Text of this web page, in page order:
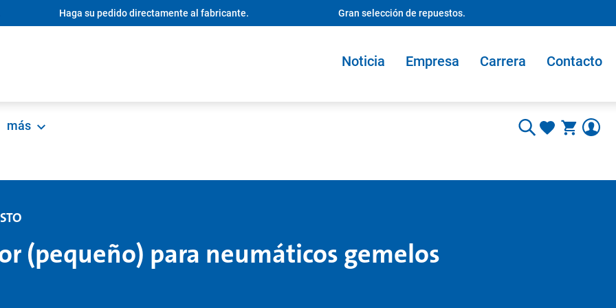
Haga su pedido directamente al fabricante. Gran selección de repuestos.
Noticia Empresa Carrera Contacto
más
(pequeño) para neumáticos gemelos